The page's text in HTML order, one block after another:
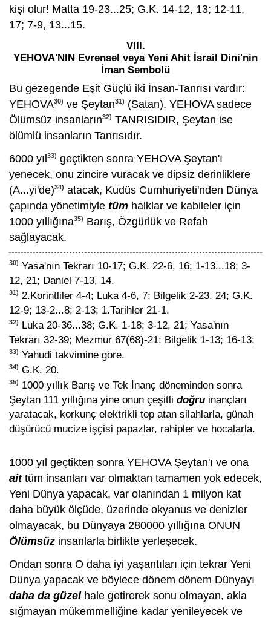
kişi olur! Matta 19-23...25; G.K. 14-12, 13; 12-11,
17; 7-9, 13...15.
VIII.
YEHOVA'NIN Evrensel veya Yeni Ahit İsrail Dini'nin
İman Sembolü
Bu gezegende Eşit Güçlü iki İnsan-Tanrısı vardır:
YEHOVA30) ve Şeytan31) (Satan). YEHOVA sadece
Ölümsüz insanların32) TANRISIDIR, Şeytan ise
ölümlü insanların Tanrısıdır.
6000 yıl33) geçtikten sonra YEHOVA Şeytan'ı
yenecek, onu zincire vuracak ve dipsiz derinliklere
(A...yi'de)34) atacak, Kudüs Cumhuriyeti'nden Dünya
çapında yönetimiyle tüm halklar ve kabileler için
1000 yıllığına35) Barış, Özgürlük ve Refah
sağlayacak.
30) Yasa'nın Tekrarı 10-17; G.K. 22-6, 16; 1-13...18; 3-
12, 21; Daniel 7-13, 14.
31) 2.Korintliler 4-4; Luka 4-6, 7; Bilgelik 2-23, 24; G.K.
12-9; 13-2...8; 2-13; 1.Tarihler 21-1.
32) Luka 20-36...38; G.K. 1-18; 3-12, 21; Yasa'nın
Tekrarı 32-39; Mezmur 67(68)-21; Bilgelik 1-13; 16-13;
33) Yahudi takvimine göre.
34) G.K. 20.
35) 1000 yıllık Barış ve Tek İnanç döneminden sonra
Şeytan 111 yıllığına yine onun çeşitli doğru inançları
yaratacak, korkunç elektrikli top atan silahlarla, günah
düşürücü mucize işçisi papazlar, rahipler ve hocalarla.
1000 yıl geçtikten sonra YEHOVA Şeytan'ı ve ona
aittüm insanları var olmaktan tamamen yok edecek,
Yeni Dünya yapacak, var olanından 1 milyon kat
daha büyük ölçüde, üzerinde okyanus ve denizler
olmayacak, bu Dünyaya 280000 yıllığına ONUN
Ölümsüz insanlarla birlikte yerleşecek.
Ondan sonra O daha iyi yaşantıları için tekrar Yeni
Dünya yapacak ve böylece dönem dönem Dünyayı
daha da güzelhale getirerek sonu olmayan, akla
sığmayan mükemmelliğine kadar yenileyecek ve